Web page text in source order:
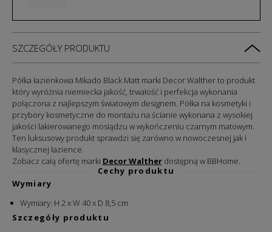
SZCZEGÓŁY PRODUKTU
Półka łazienkowa Mikado Black Matt marki Decor Walther to produkt
który wyróżnia niemiecka jakość, trwałość i perfekcja wykonania
połączona z najlepszym światowym designem. Półka na kosmetyki i
przybory kosmetyczne do montażu na ścianie wykonana z wysokiej
jakości lakierowanego mosiądzu w wykończeniu czarnym matowym.
Ten luksusowy produkt sprawdzi się zarówno w nowoczesnej jak i
klasycznej łazience.
Zobacz całą ofertę marki Decor Waltherdostępną w BBHome.
Cechy produktu
Wymiary
Wymiary: H 2 x W 40 x D 8,5 cm
Szczegóły produktu